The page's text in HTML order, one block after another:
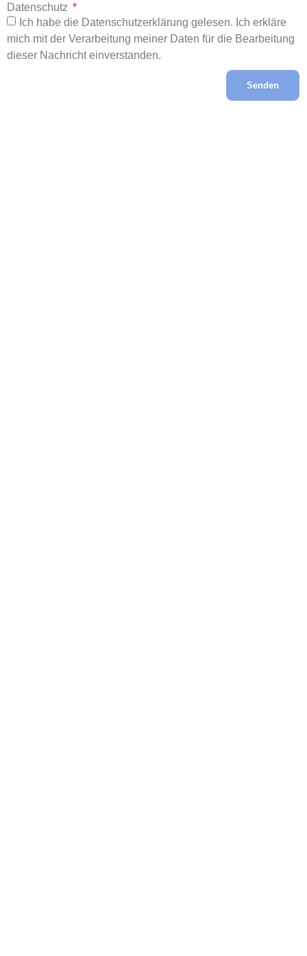
Datenschutz
Ich habe die Datenschutzerklärung gelesen. Ich erkläre
mich mit der Verarbeitung meiner Daten für die Bearbeitung
dieser Nachricht einverstanden.
Senden